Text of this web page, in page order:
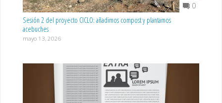
0
Sesión 2 del proyecto CICLO: añadimos compost y plantamos
acebuches
mayo 13, 2026